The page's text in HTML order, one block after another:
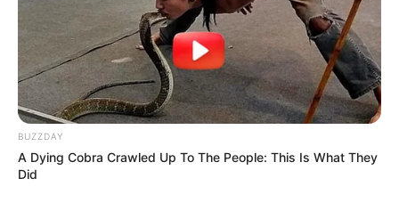
14. ,,A hibás lencse átlátszóvá tette a barátomat.”